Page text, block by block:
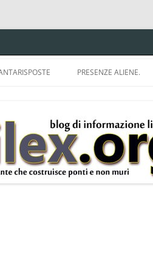
PRESENZE ALIENE.